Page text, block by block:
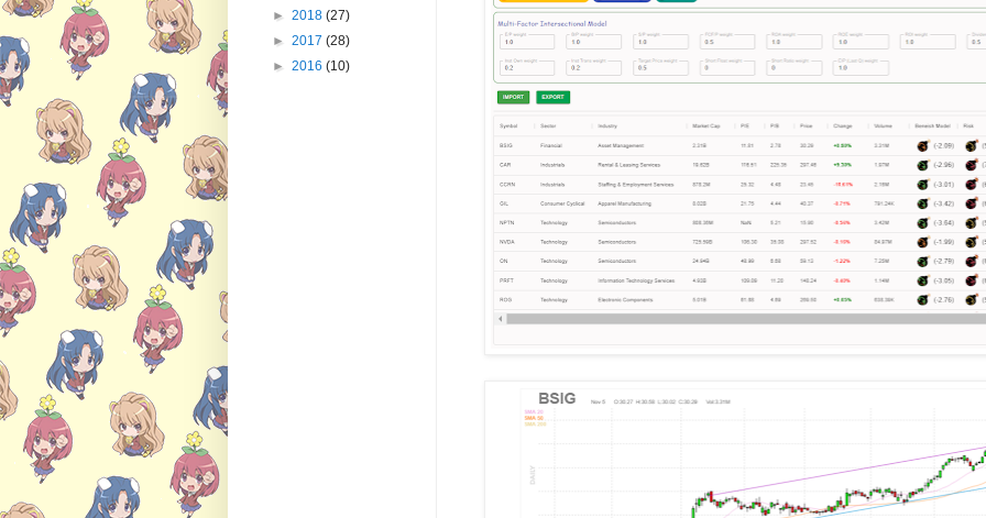
► 2018 (27)
► 2017 (28)
► 2016 (10)